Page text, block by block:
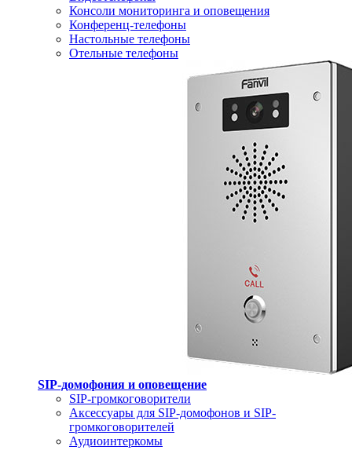
Консоли мониторинга и оповещения
Конференц-телефоны
Настольные телефоны
Отельные телефоны
SIP-домофония и оповещение
SIP-громкоговорители
Аксессуары для SIP-домофонов и SIP-
громкоговорителей
Аудиоинтеркомы